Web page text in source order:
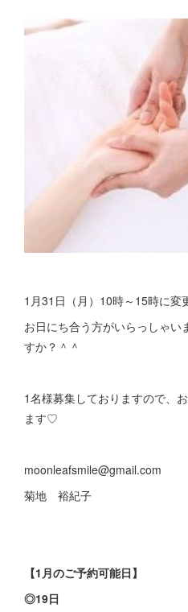
1月31日（月）10時～15時に変
お日にち合う方がいらっしゃ
すか？＾＾
1名様募集しておりますので、
ます♡
moonleafsmile@gmail.com
菊地 裕紀子
【1月のご予約可能日】
◎19日